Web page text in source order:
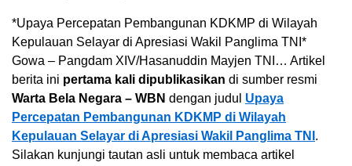
*Upaya Percepatan Pembangunan KDKMP di Wilayah
Kepulauan Selayar di Apresiasi Wakil Panglima TNI*
Gowa – Pangdam XIV/Hasanuddin Mayjen TNI… Artikel
berita ini pertama kali dipublikasikan di sumber resmi
Warta Bela Negara – WBN dengan judul Upaya
Percepatan Pembangunan KDKMP di Wilayah
Kepulauan Selayar di Apresiasi Wakil Panglima TNI .
Silakan kunjungi tautan asli untuk membaca artikel